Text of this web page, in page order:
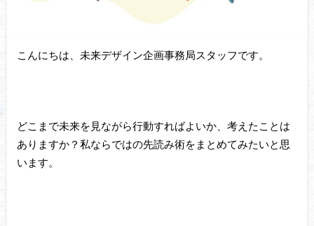
こんにちは、未来デザイン企画事務局スタッフです。
どこまで未来を見ながら行動すればよいか、考えたことは
ありますか？私ならではの先読み術をまとめてみたいと思
います。